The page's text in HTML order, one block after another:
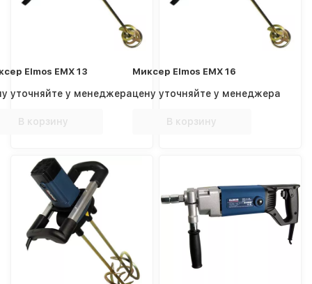
Elmos EMX 13
уточняйте у менеджера
В корзину
Миксер Elmos EMX 16
цену уточняйте у менеджера
В корзину